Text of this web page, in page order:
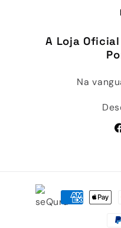
A Loja
Na
Métodos